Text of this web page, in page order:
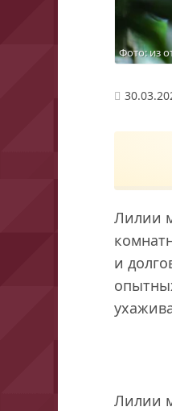
Фото: из
Лилии
и
Лилии